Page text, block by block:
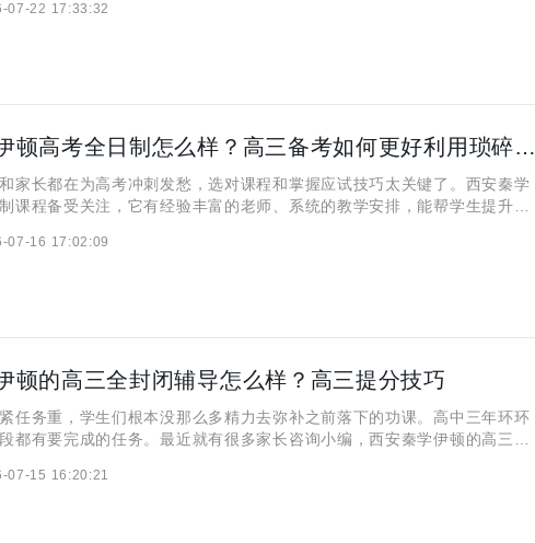
样？ 西安秦学伊顿全日制学校的团队专业且经验足，多数
07-22 17:33:32
西安秦学伊顿高考全日制怎么样？高三备考如何更好利用琐碎时间
长都在为高考冲刺发愁，选对课程和掌握应试技巧太关键了。西安秦学
课程备受关注，它有经验丰富的老师、系统的教学安排，能帮学生提升成
咋样？ 西安秦学伊顿高三全日制课程怎么样？ 西安秦
07-16 17:02:09
顿的高三全封闭辅导怎么样？高三提分技巧
务重，学生们根本没那么多精力去弥补之前落下的功课。高中三年环环
都有要完成的任务。最近就有很多家长咨询小编，西安秦学伊顿的高三全
样？ 高三时间紧迫，基础不好的学生更需要合理规划时
07-15 16:20:21